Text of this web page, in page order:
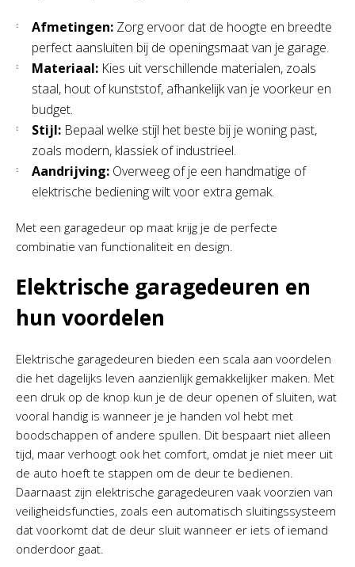
Afmetingen: Zorg ervoor dat de hoogte en breedte
perfect aansluiten bij de openingsmaat van je garage.
Materiaal: Kies uit verschillende materialen, zoals
staal, hout of kunststof, afhankelijk van je voorkeur en
budget.
Stijl: Bepaal welke stijl het beste bij je woning past,
zoals modern, klassiek of industrieel.
Aandrijving: Overweeg of je een handmatige of
elektrische bediening wilt voor extra gemak.
Met een garagedeur op maat krijg je de perfecte
combinatie van functionaliteit en design.
Elektrische garagedeuren en
hun voordelen
Elektrische garagedeuren bieden een scala aan voordelen
die het dagelijks leven aanzienlijk gemakkelijker maken. Met
een druk op de knop kun je de deur openen of sluiten, wat
vooral handig is wanneer je je handen vol hebt met
boodschappen of andere spullen. Dit bespaart niet alleen
tijd, maar verhoogt ook het comfort, omdat je niet meer uit
de auto hoeft te stappen om de deur te bedienen.
Daarnaast zijn elektrische garagedeuren vaak voorzien van
veiligheidsfuncties, zoals een automatisch sluitingssysteem
dat voorkomt dat de deur sluit wanneer er iets of iemand
onderdoor gaat.